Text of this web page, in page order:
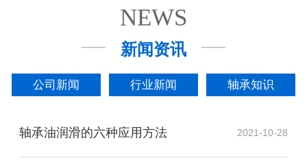
NEWS
新闻资讯
公司新闻 行业新闻 轴承知识
轴承油润滑的六种应用方法 2021-10-28